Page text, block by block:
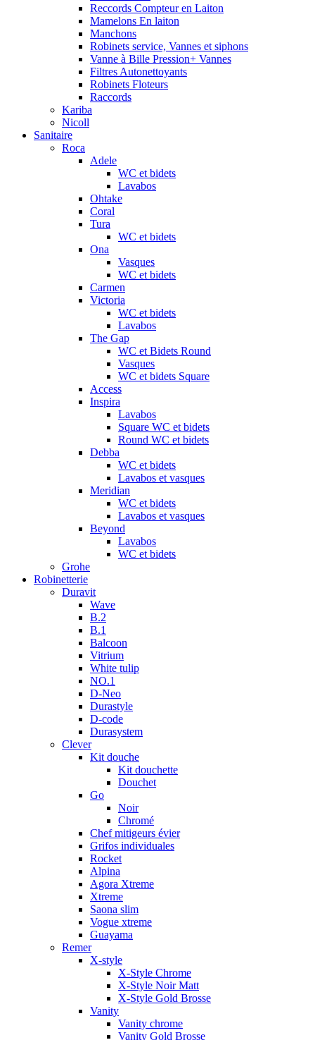
Reccords Compteur en Laiton
Mamelons En laiton
Manchons
Robinets service, Vannes et siphons
Vanne à Bille Pression+ Vannes
Filtres Autonettoyants
Robinets Floteurs
Raccords
Kariba
Nicoll
Sanitaire
Roca
Adele
WC et bidets
Lavabos
Ohtake
Coral
Tura
WC et bidets
Ona
Vasques
WC et bidets
Carmen
Victoria
WC et bidets
Lavabos
The Gap
WC et Bidets Round
Vasques
WC et bidets Square
Access
Inspira
Lavabos
Square WC et bidets
Round WC et bidets
Debba
WC et bidets
Lavabos et vasques
Meridian
WC et bidets
Lavabos et vasques
Beyond
Lavabos
WC et bidets
Grohe
Robinetterie
Duravit
Wave
B.2
B.1
Balcoon
Vitrium
White tulip
NO.1
D-Neo
Durastyle
D-code
Durasystem
Clever
Kit douche
Kit douchette
Douchet
Go
Noir
Chromé
Chef mitigeurs évier
Grifos individuales
Rocket
Alpina
Agora Xtreme
Xtreme
Saona slim
Vogue xtreme
Guayama
Remer
X-style
X-Style Chrome
X-Style Noir Matt
X-Style Gold Brosse
Vanity
Vanity chrome
Vanity Gold Brosse